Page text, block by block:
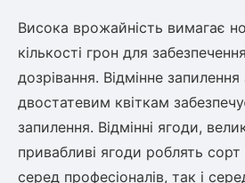
Клематіс
Висока врожайність вимагає
кількості грон для
дозрівання. Відмінне
двостатевим квіткам
запилення. Відмінні ягоди,
привабливі ягоди роблять
серед професіоналів, так і